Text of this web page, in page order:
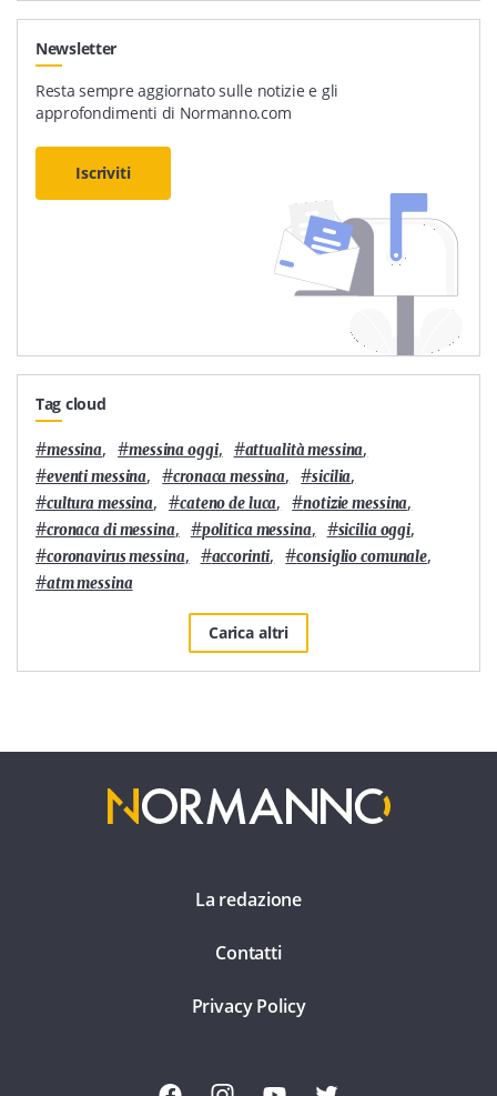
Newsletter
Resta sempre aggiornato sulle notizie e gli
approfondimenti di Normanno.com
Iscriviti
Tag cloud
#messina, #messina oggi, #attualità messina,
#eventi messina, #cronaca messina, #sicilia,
#cultura messina, #cateno de luca, #notizie messina,
#cronaca di messina, #politica messina, #sicilia oggi,
#coronavirus messina, #accorinti, #consiglio comunale,
#atm messina
Carica altri
La redazione
Contatti
Privacy Policy